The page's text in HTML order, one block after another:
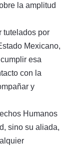
la amplitud
tutelados por
Mexicano,
esa
con la
y
Humanos
sino su aliada,